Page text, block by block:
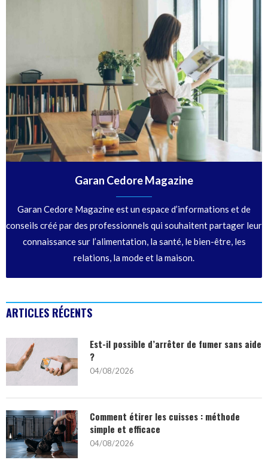
Garan Cedore Magazine
Garan Cedore Magazine est un espace d’informations et de
conseils créé par des professionnels qui souhaitent partager leur
connaissance sur l’alimentation, la santé, le bien-être, les
relations, la mode et la maison.
ARTICLES RÉCENTS
Est-il possible d’arrêter de fumer sans aide
?
04/08/2026
Comment étirer les cuisses : méthode
simple et efficace
04/08/2026